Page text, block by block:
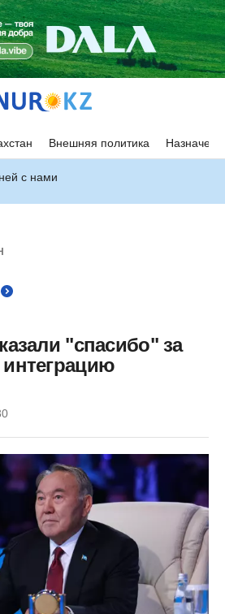
Внешняя политика
с нами
"спасибо" за